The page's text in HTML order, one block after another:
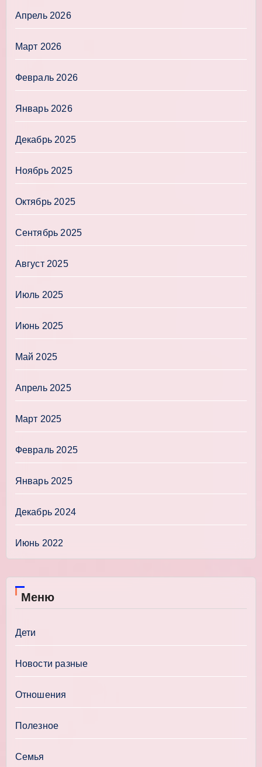
Апрель 2026
Март 2026
Февраль 2026
Январь 2026
Декабрь 2025
Ноябрь 2025
Октябрь 2025
Сентябрь 2025
Август 2025
Июль 2025
Июнь 2025
Май 2025
Апрель 2025
Март 2025
Февраль 2025
Январь 2025
Декабрь 2024
Июнь 2022
Меню
Дети
Новости разные
Отношения
Полезное
Семья